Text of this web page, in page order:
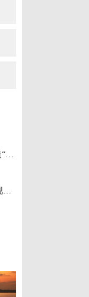
山东建设“齐鲁粮仓”：一粒小麦变600余种产品 打造“中国食用植物油田”
山东港口2025年货物吞吐量突破19亿吨 连续6年实现亿吨级增长